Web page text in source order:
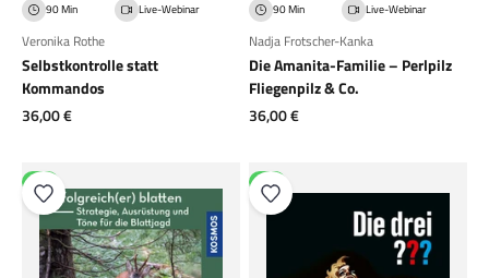
90 Min Live-Webinar
Veronika Rothe
Selbstkontrolle statt
Kommandos
Angebot
36,00 €
90 Min Live-Webinar
Nadja Frotscher-Kanka
Die Amanita-Familie – Perlpilz
Fliegenpilz & Co.
Angebot
36,00 €
NEU NEU